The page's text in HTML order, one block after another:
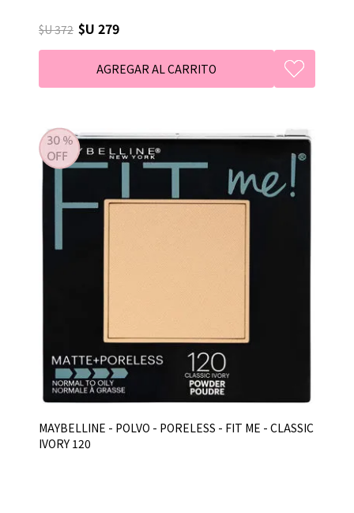
$U 372 $U 279
MAYBELLINE - POLVO - PORELESS - FIT ME - CLASSIC
IVORY 120